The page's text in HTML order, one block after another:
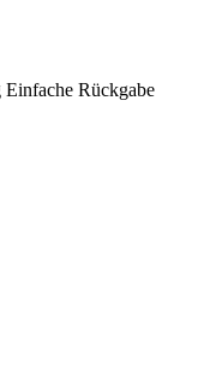
Einfache Rückgabe